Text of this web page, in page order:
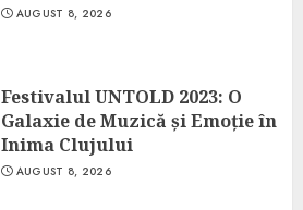
AUGUST 8, 2026
Festivalul UNTOLD 2023: O
Galaxie de Muzică și Emoție în
Inima Clujului
AUGUST 8, 2026